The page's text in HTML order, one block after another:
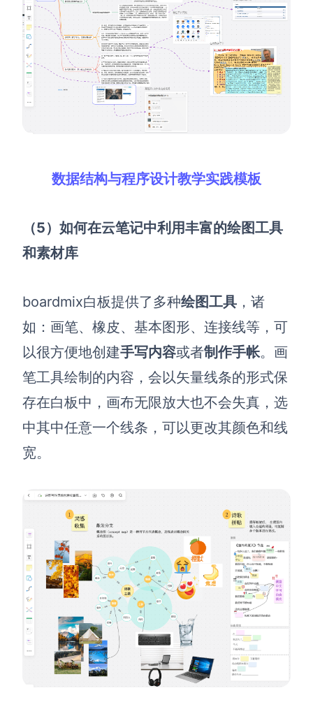
数据结构与程序设计教学实践模板
（5）如何在云笔记中利用丰富的绘图工具
和素材库
boardmix白板提供了多种绘图工具 ，诸
如：画笔、橡皮、基本图形、连接线等，可
以很方便地创建手写内容或者制作手帐。 画
笔工具绘制的内容，会以矢量线条的形式保
存在白板中，画布无限放大也不会失真，选
中其中任意一个线条，可以更改其颜色和线
宽。